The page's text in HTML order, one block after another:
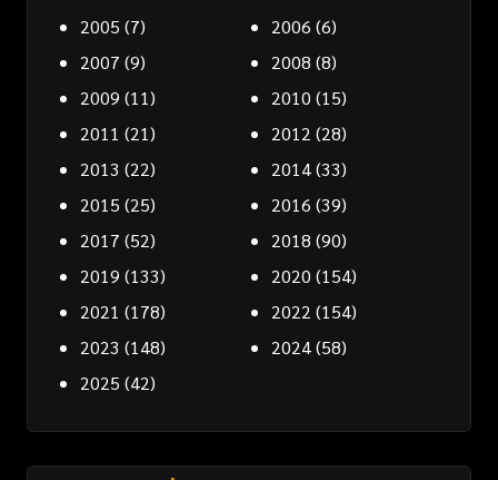
2005 (7) 2006 (6)
2007 (9) 2008 (8)
2009 (11) 2010 (15)
2011 (21) 2012 (28)
2013 (22) 2014(33)
2015 (25) 2016 (39)
2017 (52) 2018 (90)
2019 (133) 2020 (154)
2021 (178) 2022 (154)
2023 (148) 2024(58)
2025 (42)